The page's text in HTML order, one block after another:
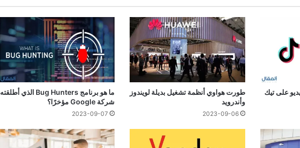
على تيك
طورت هواوي أنظمة تشغيل بديلة لويندوز
وأندرويد
2023-09-06
ما هو برنامج Bug Hunters الذي أطلقته
شركة Google مؤخرًا؟
2023-09-07